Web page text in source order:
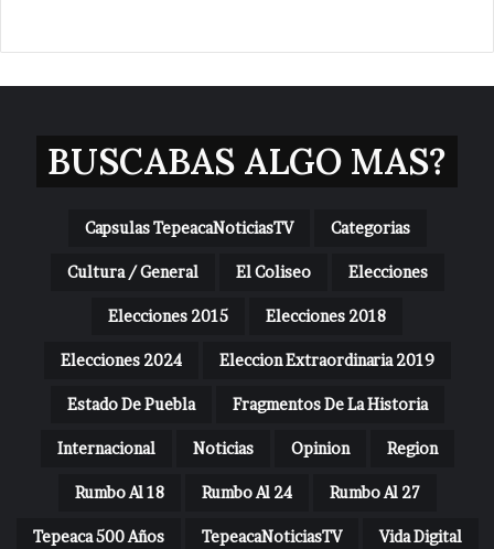
BUSCABAS ALGO MAS?
Capsulas TepeacaNoticiasTV Categorias
Cultura / General El Coliseo Elecciones
Elecciones 2015 Elecciones 2018
Elecciones 2024 Eleccion Extraordinaria 2019
Estado De Puebla Fragmentos De La Historia
Internacional Noticias Opinion Region
Rumbo Al 18 Rumbo Al 24 Rumbo Al 27
Tepeaca 500 Años TepeacaNoticiasTV Vida Digital